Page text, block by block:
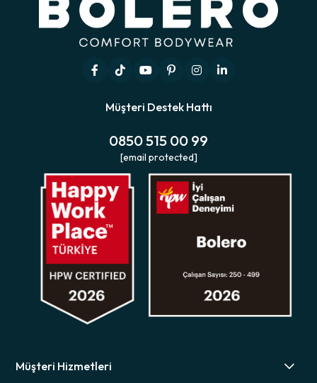
Müşteri Destek Hattı
0850 515 00 99
[email protected]
Müşteri Hizmetleri